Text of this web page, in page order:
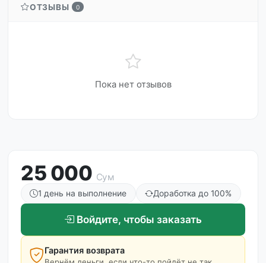
ОТЗЫВЫ 0
Пока нет отзывов
25 000 Сум
1 день на выполнение Доработка до 100%
Войдите, чтобы заказать
Гарантия возврата